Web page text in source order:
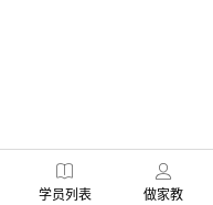
学员列表 做家教